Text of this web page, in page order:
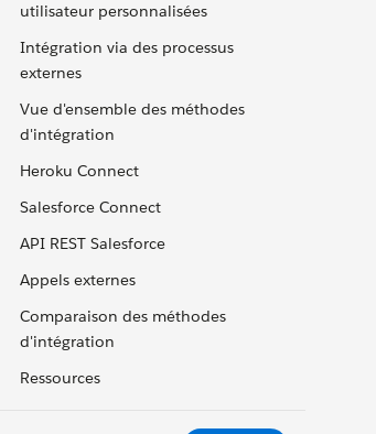
utilisateur personnalisées
Intégration via des processus
externes
Vue d'ensemble des méthodes
d'intégration
Heroku Connect
Salesforce Connect
API REST Salesforce
Appels externes
Comparaison des méthodes
d'intégration
Ressources